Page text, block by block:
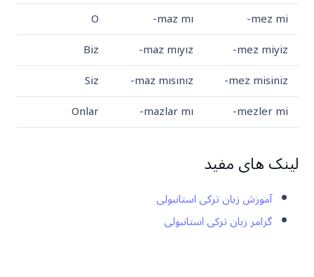
-mez mi
-maz mı
O
-mez miyiz
-maz mıyız
Biz
-mez misiniz
-maz mısınız
Siz
-mezler mi
-mazlar mı
Onlar
لینک های مفید
آموزش زبان ترکی استانبولی
گرامر زبان ترکی استانبولی